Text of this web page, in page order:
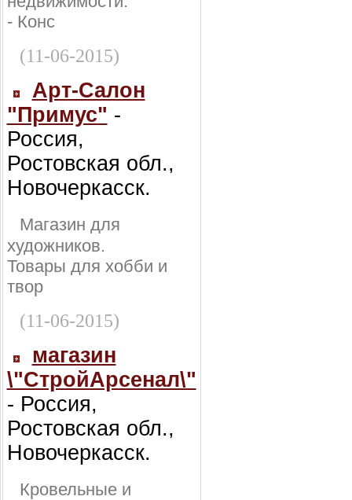
- Конс
(11-06-2015)
Арт-Салон
"Примус" -
Россия,
Ростовская обл.,
Новочеркасск.
Магазин для
художников.
Товары для хобби и
твор
(11-06-2015)
магазин
\"СтройАрсенал\"
- Россия,
Ростовская обл.,
Новочеркасск.
Кровельные и